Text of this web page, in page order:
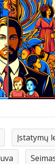
Įstatymų